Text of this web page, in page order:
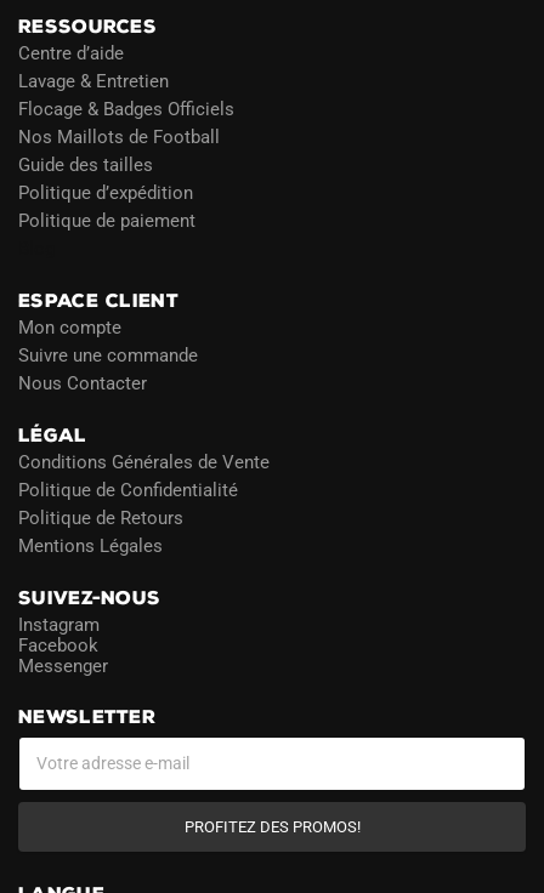
RESSOURCES
Centre d’aide
Lavage & Entretien
Flocage & Badges Officiels
Nos Maillots de Football
Guide des tailles
Politique d’expédition
Politique de paiement
ESPACE CLIENT
Mon compte
Suivre une commande
Nous Contacter
LÉGAL
Conditions Générales de Vente
Politique de Confidentialité
Politique de Retours
Mentions Légales
SUIVEZ-NOUS
Instagram
Facebook
Messenger
NEWSLETTER
PROFITEZ DES PROMOS!